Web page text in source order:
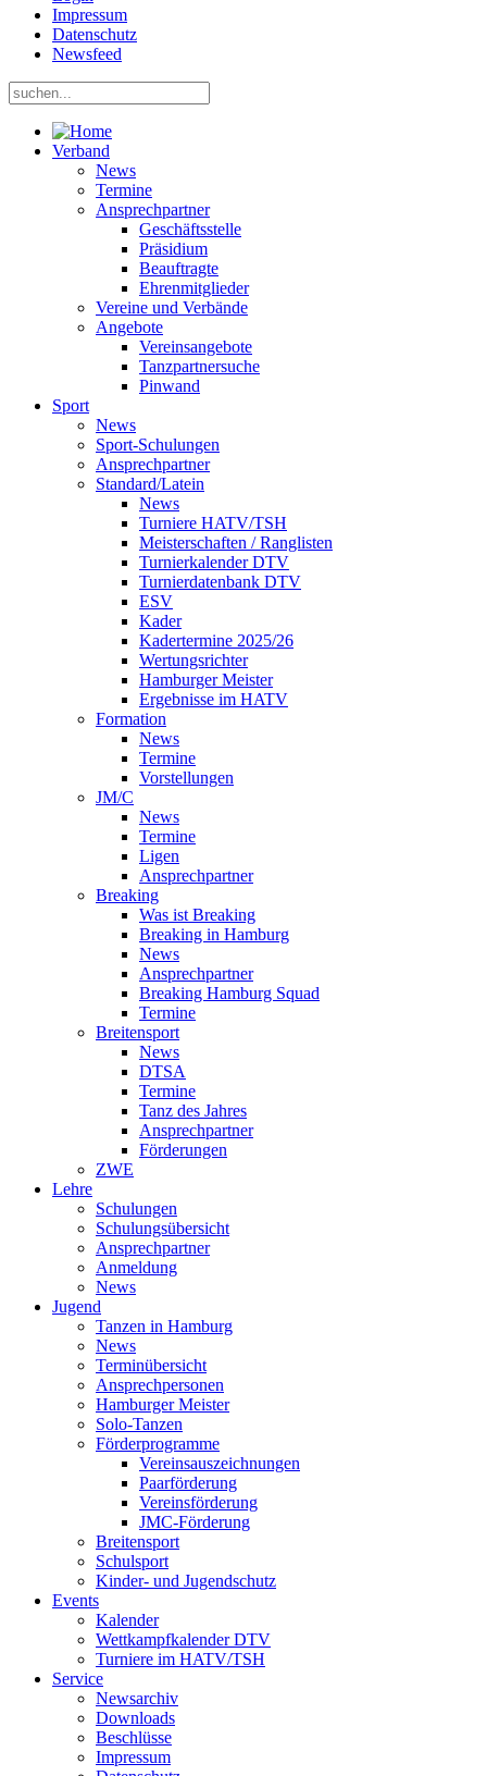
Impressum
Datenschutz
Newsfeed
Verband
News
Termine
Ansprechpartner
Geschäftsstelle
Präsidium
Beauftragte
Ehrenmitglieder
Vereine und Verbände
Angebote
Vereinsangebote
Tanzpartnersuche
Pinwand
Sport
News
Sport-Schulungen
Ansprechpartner
Standard/Latein
News
Turniere HATV/TSH
Meisterschaften / Ranglisten
Turnierkalender DTV
Turnierdatenbank DTV
ESV
Kader
Kadertermine 2025/26
Wertungsrichter
Hamburger Meister
Ergebnisse im HATV
Formation
News
Termine
Vorstellungen
JM/C
News
Termine
Ligen
Ansprechpartner
Breaking
Was ist Breaking
Breaking in Hamburg
News
Ansprechpartner
Breaking Hamburg Squad
Termine
Breitensport
News
DTSA
Termine
Tanz des Jahres
Ansprechpartner
Förderungen
ZWE
Lehre
Schulungen
Schulungsübersicht
Ansprechpartner
Anmeldung
News
Jugend
Tanzen in Hamburg
News
Terminübersicht
Ansprechpersonen
Hamburger Meister
Solo-Tanzen
Förderprogramme
Vereinsauszeichnungen
Paarförderung
Vereinsförderung
JMC-Förderung
Breitensport
Schulsport
Kinder- und Jugendschutz
Events
Kalender
Wettkampfkalender DTV
Turniere im HATV/TSH
Service
Newsarchiv
Downloads
Beschlüsse
Impressum